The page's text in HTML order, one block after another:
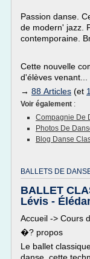
Passion danse.
de modern' jazz.
contemporaine.
Cette nouvelle
d'élèves venant...
→ 88 Articles (et
Voir également :
Compagnie De
Photos De
Blog Danse
BALLETS DE
BALLET
Lévis -
Accueil -> Cours
�? propos
Le ballet